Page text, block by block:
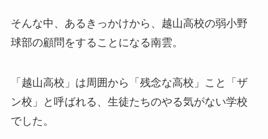
そんな中、あるきっかけから、越山高校の弱小野
球部の顧問をすることになる南雲。
「越山高校」は周囲から「残念な高校」こと「ザ
ン校」と呼ばれる、生徒たちのやる気がない学校
でした。